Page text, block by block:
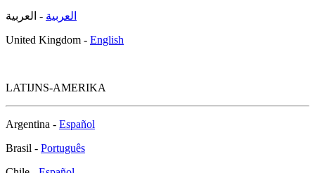
العربية - العربية
United Kingdom - English
LATIJNS-AMERIKA
Argentina - Español
Brasil - Português